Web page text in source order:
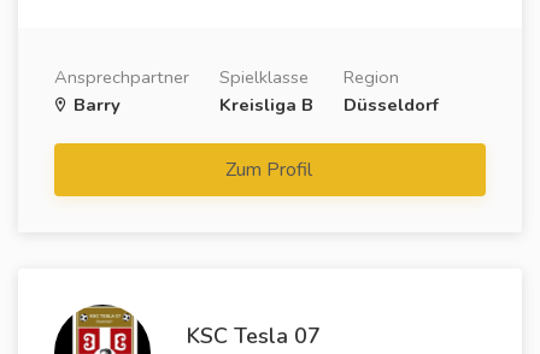
Ansprechpartner
Barry
Spielklasse
Kreisliga B
Region
Düsseldorf
Zum Profil
KSC Tesla 07